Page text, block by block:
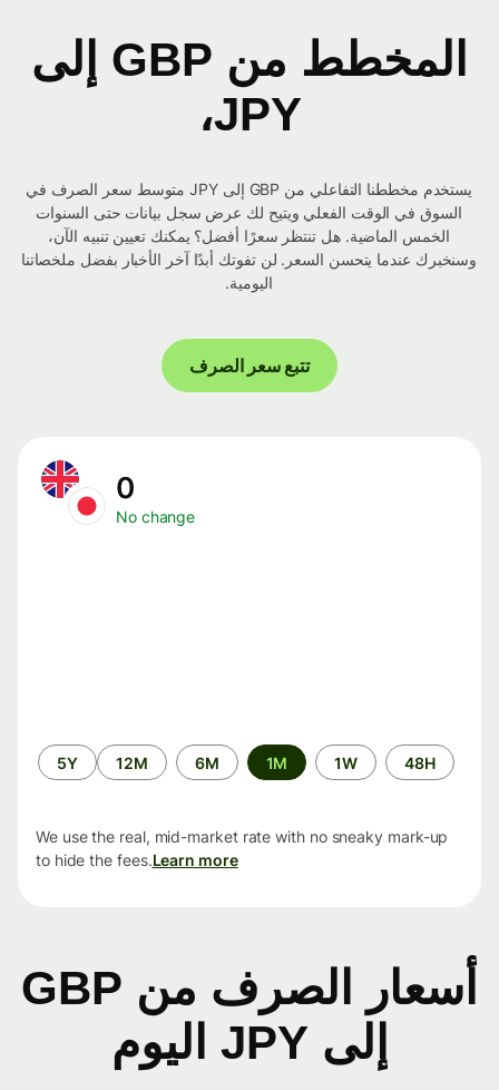
المخطط من GBP إلى
JPY،
يستخدم مخططنا التفاعلي من GBP إلى JPY متوسط ​​سعر الصرف في
السوق في الوقت الفعلي ويتيح لك عرض سجل بيانات حتى السنوات
الخمس الماضية. هل تنتظر سعرًا أفضل؟ يمكنك تعيين تنبيه الآن،
وسنخبرك عندما يتحسن السعر. لن تفوتك أبدًا آخر الأخبار بفضل ملخصاتنا
اليومية.
تتبع سعر الصرف
No change
الفترة
الزمنية
48H
1W
1M
6M
12M
5Y
We use the real, mid-market rate with no sneaky mark-up
to hide the fees.Learn more
أسعار الصرف من GBP
إلى JPY اليوم